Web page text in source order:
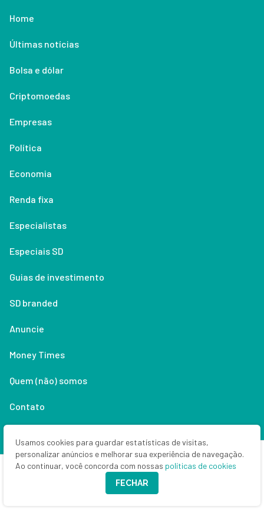
Home
Últimas notícias
Bolsa e dólar
Criptomoedas
Empresas
Política
Economia
Renda fixa
Especialistas
Especiais SD
Guias de investimento
SD branded
Anuncie
Money Times
Quem (não) somos
Contato
Lifestyle
Copyright © 2026 Seu Dinheiro. Todos os direitos reservados.
Usamos cookies para guardar estatísticas de visitas,
personalizar anúncios e melhorar sua experiência de navegação.
Ao continuar, você concorda com nossas políticas de cookies
FECHAR